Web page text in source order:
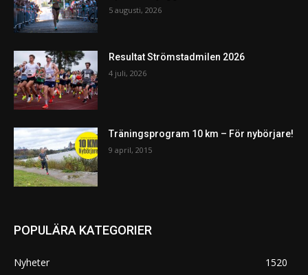
5 augusti, 2026
Resultat Strömstadmilen 2026
4 juli, 2026
Träningsprogram 10 km – För nybörjare!
9 april, 2015
POPULÄRA KATEGORIER
Nyheter
1520